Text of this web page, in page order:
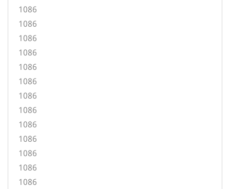
1086
1086
1086
1086
1086
1086
1086
1086
1086
1086
1086
1086
1086